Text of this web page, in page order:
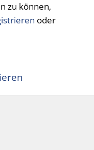
zu können,
oder